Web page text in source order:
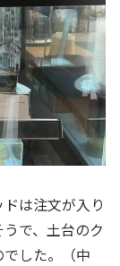
は注文が入り
で、土台のク
した。（中